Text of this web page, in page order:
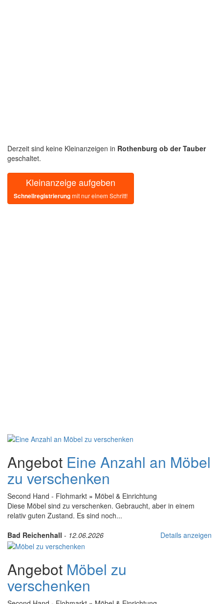
Derzeit sind keine Kleinanzeigen in Rothenburg ob der Tauber
geschaltet.
Kleinanzeige aufgeben
Schnellregistrierungmit nur einem Schritt!
Angebot Eine Anzahl an Möbel
zu verschenken
Second Hand - Flohmarkt » Möbel & Einrichtung
Diese Möbel sind zu verschenken. Gebraucht, aber in einem
relativ guten Zustand. Es sind noch...
Bad Reichenhall - 12.06.2026 Details anzeigen
Angebot Möbel zu
verschenken